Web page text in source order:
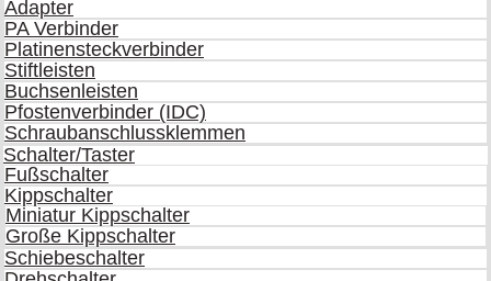
Adapter
PA Verbinder
Platinensteckverbinder
Stiftleisten
Buchsenleisten
Pfostenverbinder (IDC)
Schraubanschlussklemmen
Schalter/Taster
Fußschalter
Kippschalter
Miniatur Kippschalter
Große Kippschalter
Schiebeschalter